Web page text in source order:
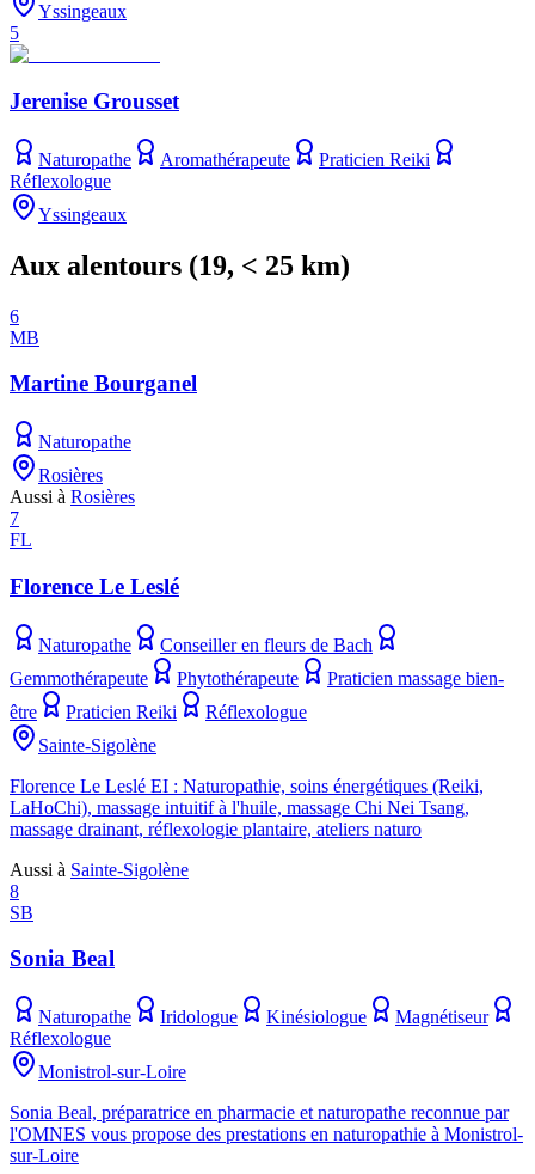
Yssingeaux
5
Jerenise Grousset
Naturopathe Aromathérapeute
Praticien Reiki
Réflexologue
Yssingeaux
Aux alentours (19, < 25 km)
6
MB
Martine Bourganel
Naturopathe
Rosières
Aussi à Rosières
7
FL
Florence Le Leslé
Naturopathe
Conseiller en fleurs de Bach
Gemmothérapeute
Phytothérapeute
Praticien massage bien-
être
Praticien Reiki
Réflexologue
Sainte-Sigolène
Florence Le Leslé EI : Naturopathie, soins énergétiques (Reiki,
LaHoChi), massage intuitif à l'huile, massage Chi Nei Tsang,
massage drainant, réflexologie plantaire, ateliers naturo
Aussi à Sainte-Sigolène
8
SB
Sonia Beal
Naturopathe Iridologue Kinésiologue
Magnétiseur
Réflexologue
Monistrol-sur-Loire
Sonia Beal, préparatrice en pharmacie et naturopathe reconnue par
l'OMNES vous propose des prestations en naturopathie à Monistrol-
sur-Loire